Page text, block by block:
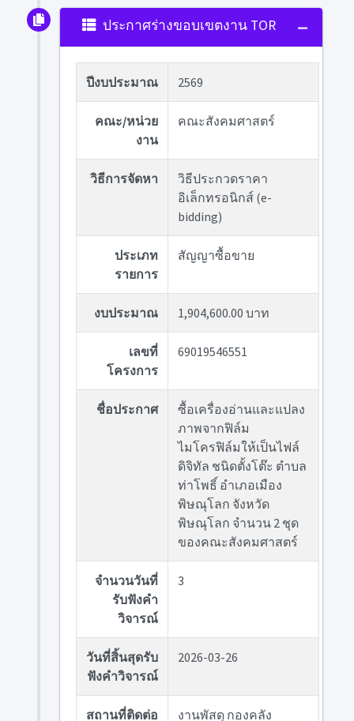
ประกาศร่างขอบเขตงาน TOR
ปีงบประมาณ 2569
คณะ/หน่วย
งาน
คณะสังคมศาสตร์
วิธีการจัดหา
วิธีประกวดราคา
อิเล็กทรอนิกส์ (e-
bidding)
ประเภท
รายการ
สัญญาซื้อขาย
งบประมาณ 1,904,600.00 บาท
เลขที่
โครงการ
69019546551
ชื่อประกาศ
ซื้อเครื่องอ่านและแปลง
ภาพจากฟิล์ม
ไมโครฟิล์มให้เป็นไฟล์
ดิจิทัล ชนิดตั้งโต๊ะ ตำบล
ท่าโพธิ์ อำเภอเมือง
พิษณุโลก จังหวัด
พิษณุโลก จำนวน 2 ชุด
ของคณะสังคมศาสตร์
จำนวนวันที่
รับฟังคำ
วิจารณ์
3
วันที่สิ้นสุดรับ
ฟังคำวิจารณ์
2026-03-26
สถานที่ติดต่อ งานพัสดุ กองคลัง